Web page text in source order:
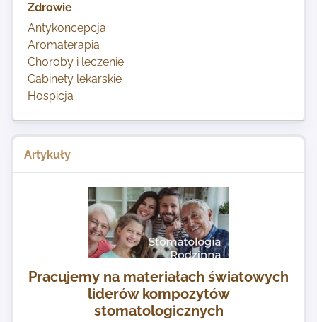
Zdrowie
Antykoncepcja
Aromaterapia
Choroby i leczenie
Gabinety lekarskie
Hospicja
Artykuły
Pracujemy na materiałach światowych
liderów kompozytów
stomatologicznych